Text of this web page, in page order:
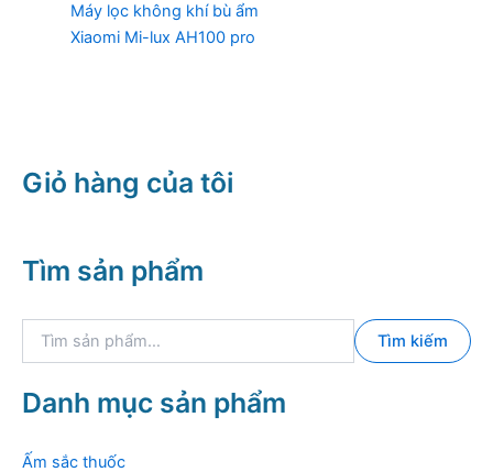
Máy lọc không khí bù ẩm
Xiaomi Mi-lux AH100 pro
Giỏ hàng của tôi
Tìm sản phẩm
k
i
m
Tìm kiếm
Danh mục sản phẩm
Ấm sắc thuốc